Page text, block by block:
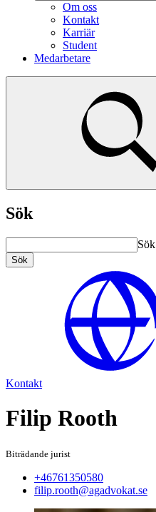
Om oss
Kontakt
Karriär
Student
Medarbetare
Sök
Sök
Sök
Kontakt
Filip Rooth
Biträdande jurist
+46761350580
filip.rooth@agadvokat.se